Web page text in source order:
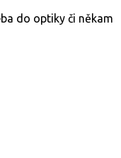
do optiky či někam